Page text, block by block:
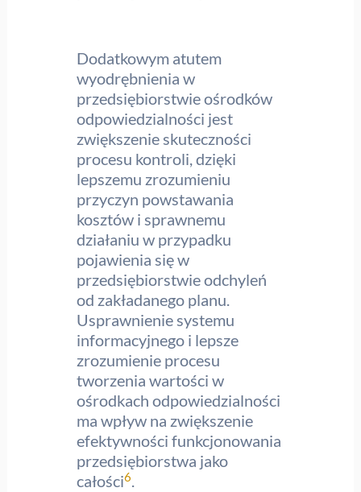
Dodatkowym atutem
wyodrębnienia w
przedsiębiorstwie ośrodków
odpowiedzialności jest
zwiększenie skuteczności
procesu kontroli, dzięki
lepszemu zrozumieniu
przyczyn powstawania
kosztów i sprawnemu
działaniu w przypadku
pojawienia się w
przedsiębiorstwie odchyleń
od zakładanego planu.
Usprawnienie systemu
informacyjnego i lepsze
zrozumienie procesu
tworzenia wartości w
ośrodkach odpowiedzialności
ma wpływ na zwiększenie
efektywności funkcjonowania
przedsiębiorstwa jako
całości6.